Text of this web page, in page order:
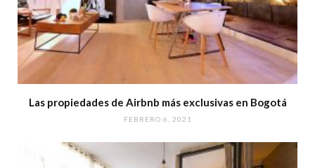
Las propiedades de Airbnb más exclusivas en Bogotá
FEBRERO 6, 2021